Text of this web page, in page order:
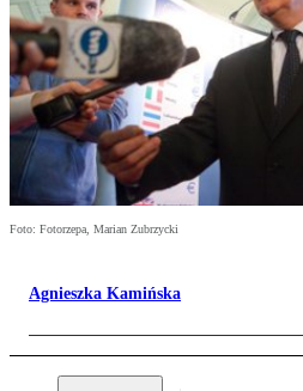
Foto: Fotorzepa, Marian Zubrzycki
Agnieszka Kamińska